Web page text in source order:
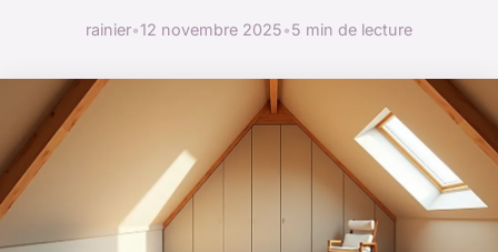
rainier•12 novembre 2025•5 min de lecture